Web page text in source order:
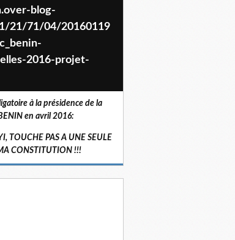
blog-
21/71/04/20160119
2016-projet-
à la présidence de la
en avril 2016:
TOUCHE PAS A UNE SEULE
CONSTITUTION !!!